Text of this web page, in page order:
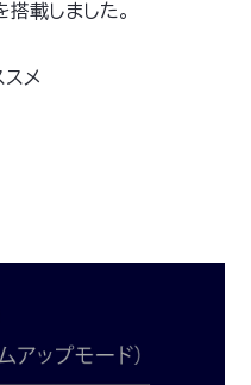
載しました。
メ